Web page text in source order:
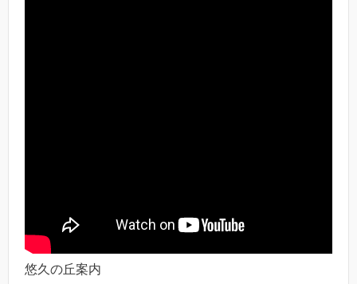
悠久の丘案内